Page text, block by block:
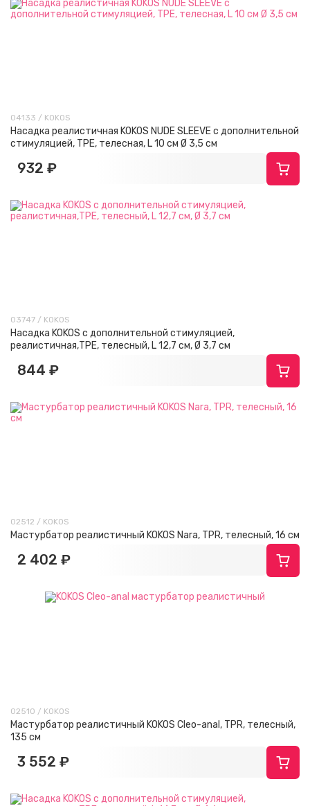
04133 / KOKOS
Насадка реалистичная KOKOS NUDE SLEEVE с дополнительной
стимуляцией, TPE, телесная, L 10 см Ø 3,5 см
932 ₽
03747 / KOKOS
Насадка KOKOS с дополнительной стимуляцией,
реалистичная,TPE, телесный, L 12,7 см, Ø 3,7 см
844 ₽
02512 / KOKOS
Мастурбатор реалистичный KOKOS Nara, TPR, телесный, 16 см
2 402 ₽
02510 / KOKOS
Мастурбатор реалистичный KOKOS Cleo-anal, TPR, телесный,
135 см
3 552 ₽